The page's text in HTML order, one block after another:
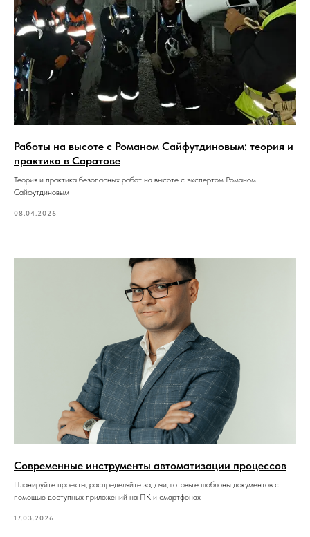
Работы на высоте с Романом Сайфутдиновым: теория и
практика в Саратове
Теория и практика безопасных работ на высоте с экспертом Романом
Сайфутдиновым
08.04.2026
Современные инструменты автоматизации процессов
Планируйте проекты, распределяйте задачи, готовьте шаблоны документов с
помощью доступных приложений на ПК и смартфонах
17.03.2026